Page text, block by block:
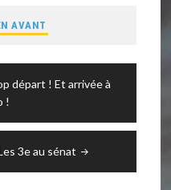
AVANT
départ ! Et arrivée à
!
3e au sénat